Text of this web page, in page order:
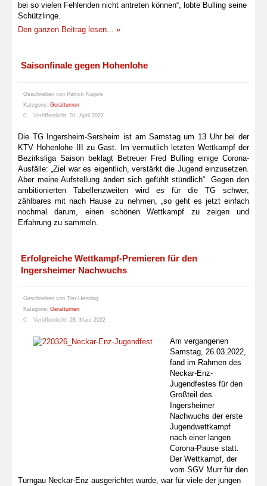
bei so vielen Fehlenden nicht antreten können“, lobte Bulling seine
Schützlinge.
Den ganzen Beitrag lesen... »
Saisonfinale gegen Hohenlohe
Geschrieben von Patrick Nägele
Kategorie: Gerätturnen
Veröffentlicht: 01. April 2022
Die TG Ingersheim-Sersheim ist am Samstag um 13 Uhr bei der
KTV Hohenlohe III zu Gast. Im vermutlich letzten Wettkampf der
Bezirksliga Saison beklagt Betreuer Fred Bulling einige Corona-
Ausfälle: „Ziel war es eigentlich, verstärkt die Jugend einzusetzen.
Aber meine Aufstellung ändert sich gefühlt stündlich“. Gegen den
ambitionierten Tabellenzweiten wird es für die TG schwer,
zählbares mit nach Hause zu nehmen, „so geht es jetzt einfach
nochmal darum, einen schönen Wettkampf zu zeigen und
Erfahrung zu sammeln.
Erfolgreiche Wettkampf-Premieren für den
Ingersheimer Nachwuchs
Geschrieben von Tim Henning
Kategorie: Gerätturnen
Veröffentlicht: 28. März 2022
Am vergangenen
Samstag, 26.03.2022,
fand im Rahmen des
Neckar-Enz-
Jugendfestes für den
Großteil des
Ingersheimer
Nachwuchs der erste
Jugendwettkampf
nach einer langen
Corona-Pause statt.
Der Wettkampf, der
vom SGV Murr für den
Turngau Neckar-Enz ausgerichtet wurde, war für viele der jungen